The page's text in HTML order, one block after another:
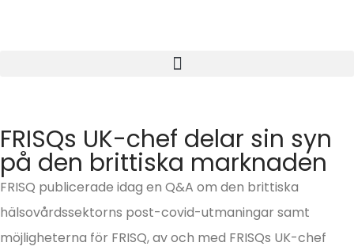
FRISQs UK-chef delar sin syn
på den brittiska marknaden
FRISQ publicerade idag en Q&A om den brittiska
hälsovårdssektorns post-covid-utmaningar samt
möjligheterna för FRISQ, av och med FRISQs UK-chef